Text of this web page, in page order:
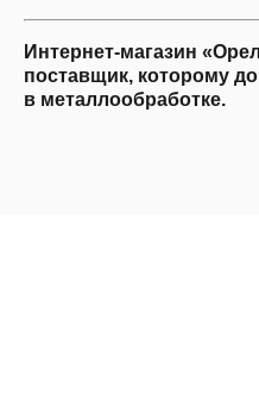
Интернет-магазин
поставщик, которому
в металлообработке.